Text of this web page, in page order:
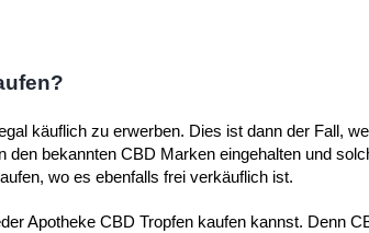
käuflich zu erwerben. Dies ist dann der Fall,
bekannten CBD Marken eingehalten und
wo es ebenfalls frei verkäuflich ist.
Apotheke CBD Tropfen kaufen kannst. Denn